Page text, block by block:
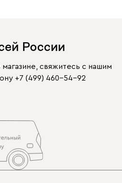
России
магазине, свяжитесь с нашим
+7 (499) 460-54-92